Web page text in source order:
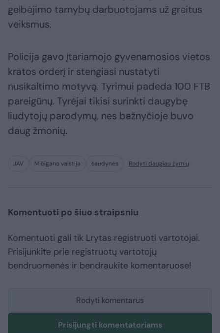
gelbėjimo tarnybų darbuotojams už greitus
veiksmus.
Policija gavo įtariamojo gyvenamosios vietos
kratos orderį ir stengiasi nustatyti
nusikaltimo motyvą. Tyrimui padeda 100 FTB
pareigūnų. Tyrėjai tikisi surinkti daugybę
liudytojų parodymų, nes bažnyčioje buvo
daug žmonių.
JAV Mičigano valstija šaudynės Rodyti daugiau žymių
Komentuoti po šiuo straipsniu
Komentuoti gali tik Lrytas registruoti vartotojai.
Prisijunkite prie registruotų vartotojų
bendruomenės ir bendraukite komentaruose!
Rodyti komentarus
Prisijungti komentatoriams